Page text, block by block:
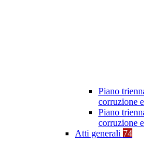
Piano
corruzione
Piano
corruzione
Atti generali 74